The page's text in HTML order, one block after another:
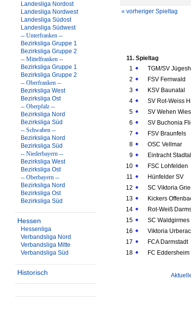
Landesliga Nordost
Landesliga Nordwest
Landesliga Südost
Landesliga Südwest
-- Unterfranken --
Bezirksliga Gruppe 1
Bezirksliga Gruppe 2
-- Mittelfranken --
Bezirksliga Gruppe 1
Bezirksliga Gruppe 2
-- Oberfranken --
Bezirksliga West
Bezirksliga Ost
-- Oberpfalz --
Bezirksliga Nord
Bezirksliga Süd
-- Schwaben --
Bezirksliga Nord
Bezirksliga Süd
-- Niederbayern --
Bezirksliga West
Bezirksliga Ost
-- Oberbayern --
Bezirksliga Nord
Bezirksliga Ost
Bezirksliga Süd
Hessen
Hessenliga
Verbandsliga Nord
Verbandsliga Mitte
Verbandsliga Süd
Historisch
« vorheriger Spieltag
11. Spieltag
1
TGM/SV
2
FSV Fernwald
3
KSV Baunatal
4
SV Rot-Weiss
5
SV Wehen
6
SV Buchonia
7
FSV Braunfels
8
OSC Vellmar
9
Eintracht
10
FSC Lohfelden
11
Hünfelder SV
12
SC Viktoria
13
Kickers
14
Rot-Weiß
15
SC Waldgirmes
16
Viktoria
17
FCA Darmstadt
18
FC Eddersheim